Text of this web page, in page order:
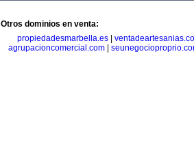
Otros dominios en venta:
propiedadesmarbella.es|
agrupacioncomercial.com